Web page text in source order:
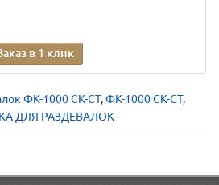
в 1 клик
ФК-1000 СК-СТ,ФК-1000 СК-СТ,
ДЛЯ РАЗДЕВАЛОК